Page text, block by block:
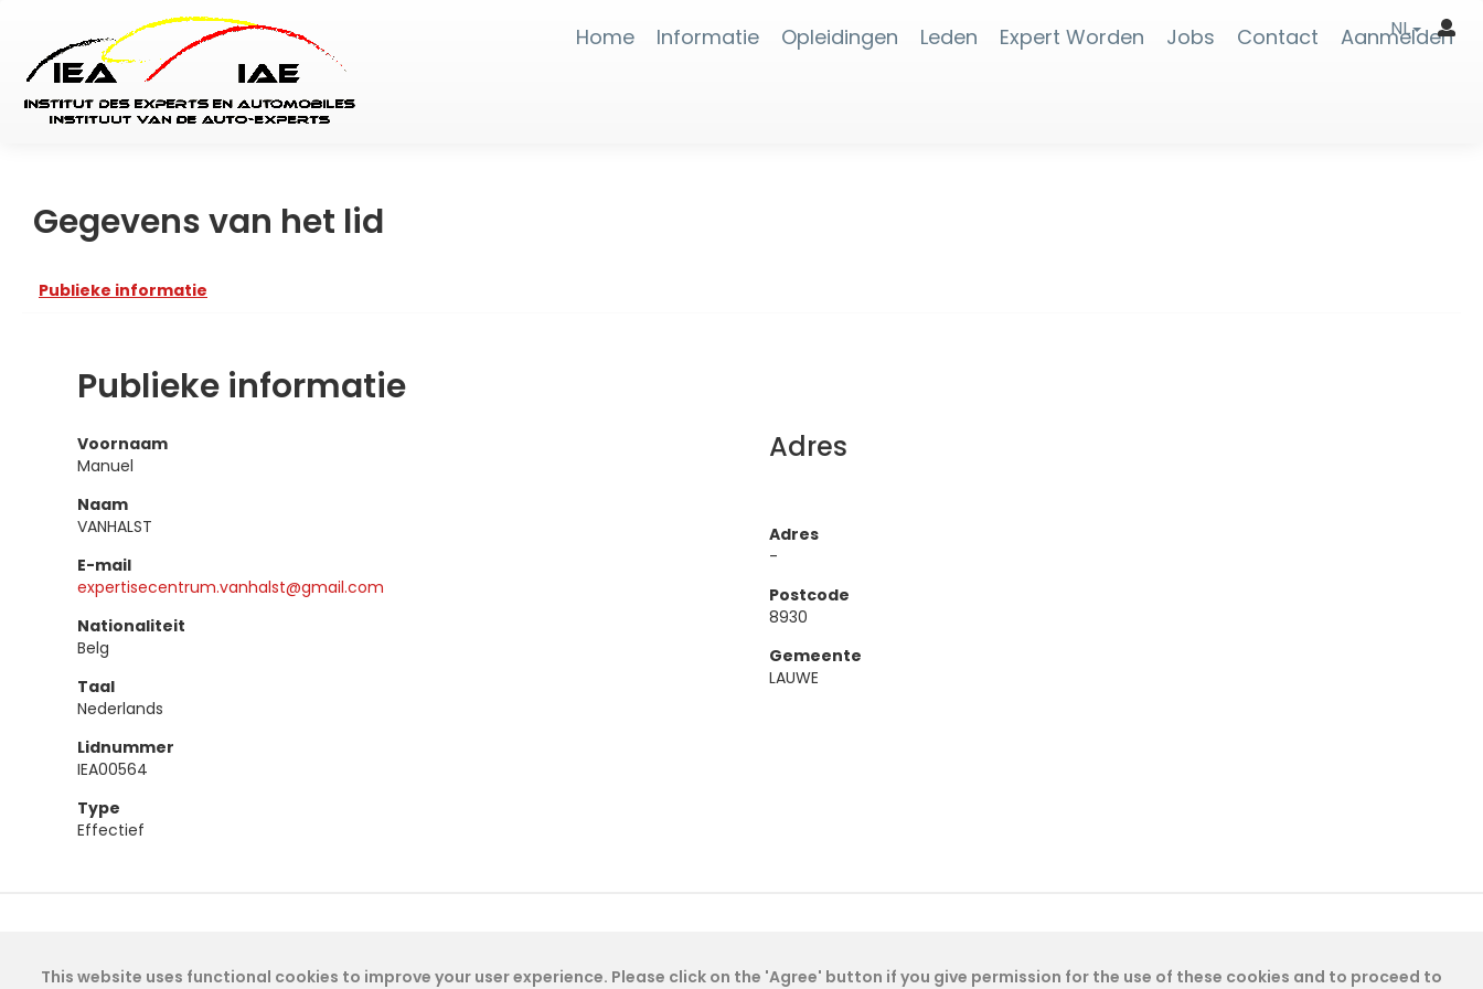
Home Informatie Opleidingen Leden Expert Worden Jobs Contact Aanmelden
NL
Gegevens van het lid
Publieke informatie
Publieke informatie
Voornaam
Manuel
Naam
VANHALST
E-mail
expertisecentrum.vanhalst@gmail.com
Nationaliteit
Belg
Taal
Nederlands
Lidnummer
IEA00564
Type
Effectief
Adres
Adres
-
Postcode
8930
Gemeente
LAUWE
This website uses functional cookies to improve your user experience. Please click on the 'Agree' button if you give permission for the use of these cookies and to proceed to